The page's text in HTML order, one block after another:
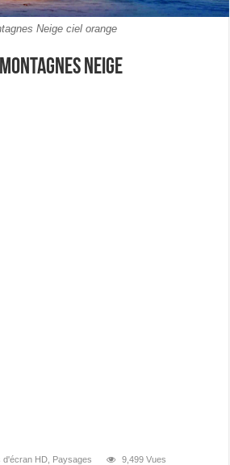
Neige ciel orange
Neige
d'écran HD Paysages 9,499 Vues